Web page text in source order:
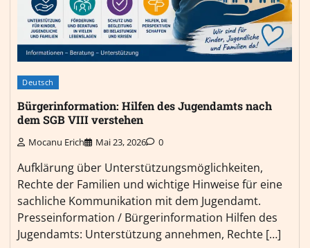
Deutsch
Bürgerinformation: Hilfen des Jugendamts nach
dem SGB VIII verstehen
Mocanu Erich Mai 23, 2026 0
Aufklärung über Unterstützungsmöglichkeiten,
Rechte der Familien und wichtige Hinweise für eine
sachliche Kommunikation mit dem Jugendamt.
Presseinformation / Bürgerinformation Hilfen des
Jugendamts: Unterstützung annehmen, Rechte […]